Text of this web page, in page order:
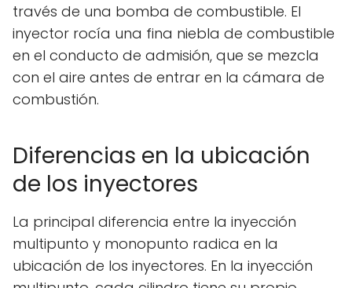
través de una bomba de combustible. El
inyector rocía una fina niebla de combustible
en el conducto de admisión, que se mezcla
con el aire antes de entrar en la cámara de
combustión.
Diferencias en la ubicación
de los inyectores
La principal diferencia entre la inyección
multipunto y monopunto radica en la
ubicación de los inyectores. En la inyección